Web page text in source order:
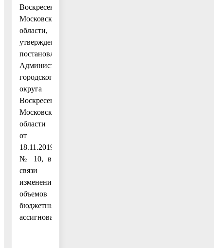
Воскресенск
Московской
области,
утвержденным
постановлением
Администрации
городского
округа
Воскресенск
Московской
области
от
18.11.2019
№ 10, в
связи
изменением
объемов
бюджетных
ассигнований